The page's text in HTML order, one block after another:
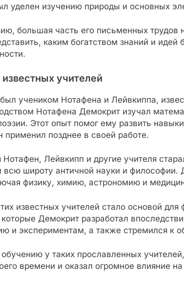
уделен изучению природы и основных
большая часть его письменных
каким богатством знаний и
учителей
учеником Нотафена и Лейвкиппа,
Нотафена Демокрит изучал
Этот опыт помог ему развить
применил позднее в своей работе.
Нотафен, Лейвкипп и другие учителя
всю широту античной науки и философии.
физику, химию, астрономию и
известных учителей стало основой
Демокрит разработал
и экспериментам, а также стремился к
обучению у таких прославленных
времени и оказал огромное влияние